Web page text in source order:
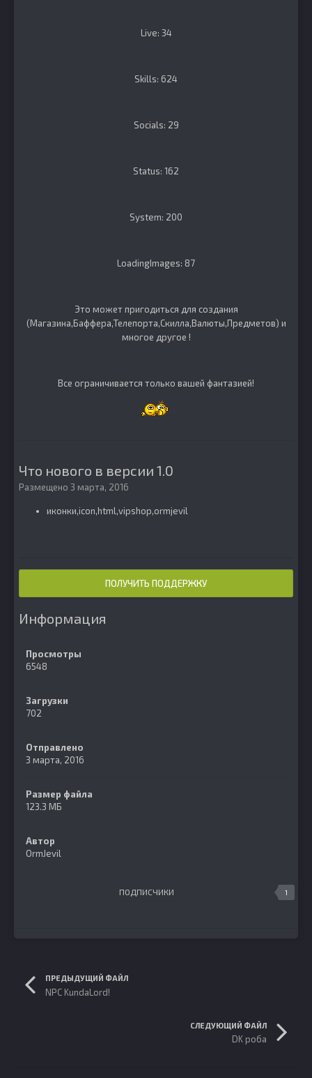
Live: 34
Skills: 624
Socials: 29
Status: 162
System: 200
LoadingImages: 87
Это может пригодиться для создания
(Магазина,Баффера,Телепорта,Скилла,Валюты,Предметов) и
многое другое !
Все ограничивается только вашей фантазией!
Что нового в версии 1.0
Размещено 3 марта, 2016
иконки,icon,html,vipshop,ormjevil
ПОЛУЧИТЬ ПОДДЕРЖКУ
Информация
Просмотры
6548
Загрузки
702
Отправлено
3 марта, 2016
Размер файла
123.3 МБ
Автор
OrmJevil
ПОДПИСЧИКИ 1
ПРЕДЫДУЩИЙ ФАЙЛ
NPC KundaLord!
СЛЕДУЮЩИЙ ФАЙЛ
DK роба